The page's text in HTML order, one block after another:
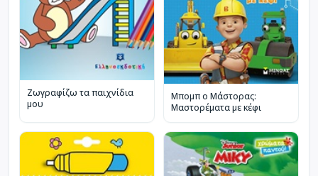
Ζωγραφίζω τα παιχνίδια
μου
Μπομπ ο Μάστορας:
Μαστορέματα με κέφι